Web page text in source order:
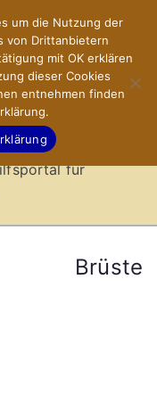
für
Brüste
um die Nutzung der
von Drittanbietern
mit OK erklären
dieser Cookies
entnehmen finden